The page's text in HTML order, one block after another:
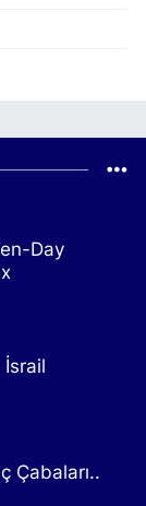
Day
İsrail
Çabaları..